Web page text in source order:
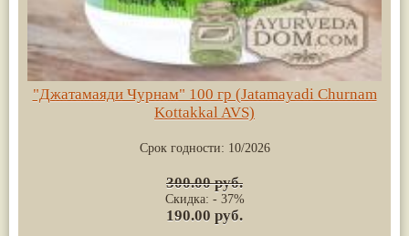
"Джатамаяди Чурнам" 100 гр (Jatamayadi Churnam
Kottakkal AVS)
Срок годности: 10/2026
300.00 руб.
Скидка: - 37%
190.00 руб.